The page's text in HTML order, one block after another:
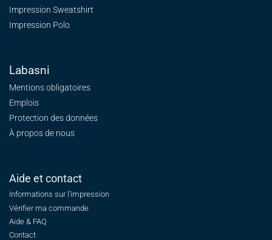
Impression Sweatshirt
Impression Polo
Labasni
Mentions obligatoires
Emplois
Protection des données
À propos de nous
Aide et contact
Informations sur l'impression
Vérifier ma commande
Aide & FAQ
Contact